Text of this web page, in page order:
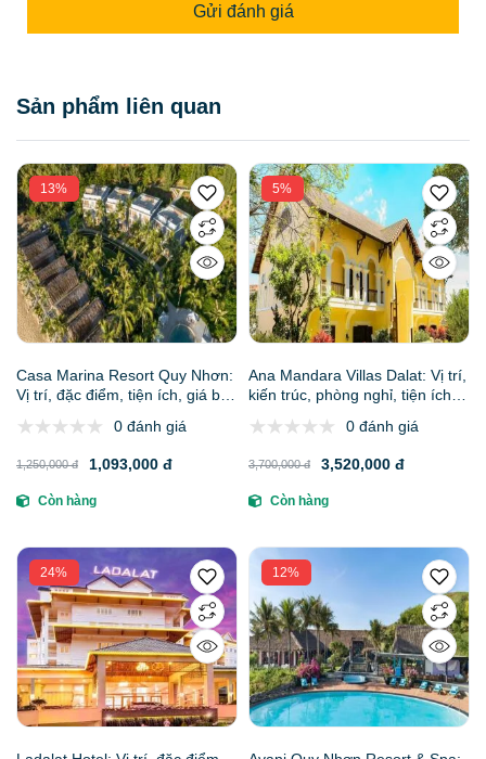
Gửi đánh giá
Sản phẩm liên quan
13%
Casa Marina Resort Quy Nhơn:
Vị trí, đặc điểm, tiện ích, giá bán
0 đánh giá
1,250,000 đ 1,093,000 đ
Còn hàng
5%
Ana Mandara Villas Dalat: Vị trí,
kiến trúc, phòng nghỉ, tiện ích &
0 đánh giá
3,700,000 đ 3,520,000 đ
Còn hàng
24% 12%